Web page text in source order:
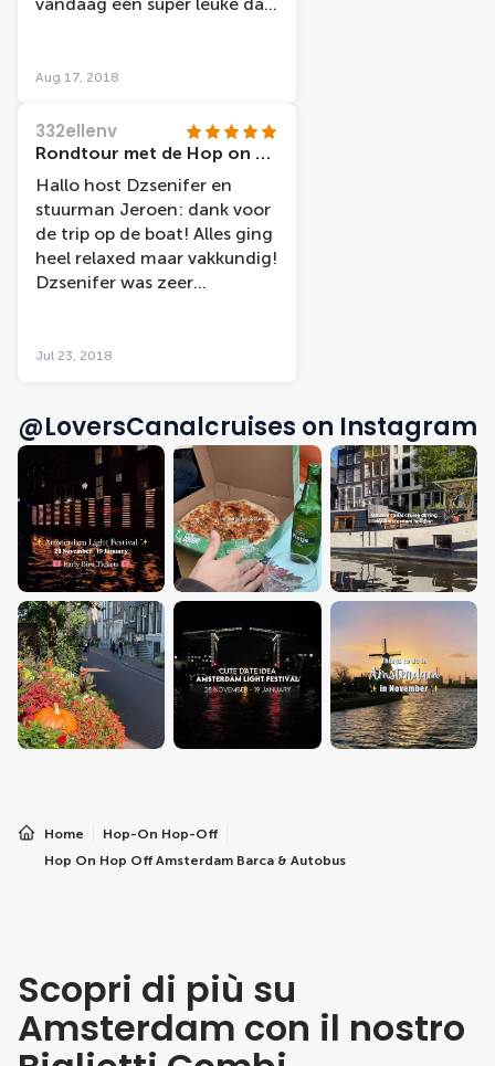
sobre todo el paseo en
Nogmaals dank voor de
Aug 17, 2018
332ellenv
Rondtour met de Hop on Hop off boat
Hallo host Dzsenifer en
stuurman Jeroen: dank voor
de trip op de boat! Alles ging
heel relaxed maar vakkundig!
Dzsenifer was zeer
Hollandse dingen
handige tips! Topper!!
Jul 23, 2018
@LoversCanalcruises on Instagram
Home
Hop-On Hop-Off
Hop On Hop Off Amsterdam Barca & Autobus
Scopri di più su
Amsterdam con il nostro